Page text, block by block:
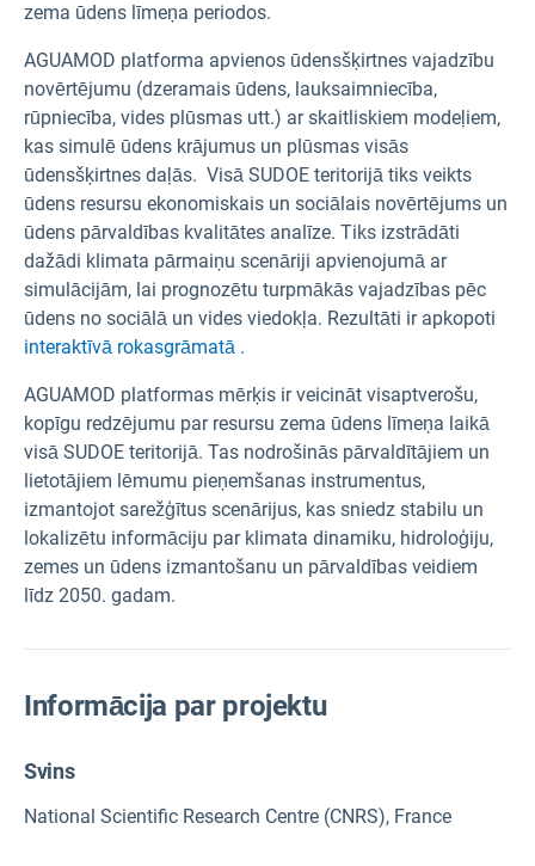
zema ūdens līmeņa periodos.
AGUAMOD platforma apvienos ūdensšķirtnes vajadzību
novērtējumu (dzeramais ūdens, lauksaimniecība,
rūpniecība, vides plūsmas utt.) ar skaitliskiem modeļiem,
kas simulē ūdens krājumus un plūsmas visās
ūdensšķirtnes daļās. Visā SUDOE teritorijā tiks veikts
ūdens resursu ekonomiskais un sociālais novērtējums un
ūdens pārvaldības kvalitātes analīze. Tiks izstrādāti
dažādi klimata pārmaiņu scenāriji apvienojumā ar
simulācijām, lai prognozētu turpmākās vajadzības pēc
ūdens no sociālā un vides viedokļa. Rezultāti ir apkopoti
interaktīvā rokasgrāmatā .
AGUAMOD platformas mērķis ir veicināt visaptverošu,
kopīgu redzējumu par resursu zema ūdens līmeņa laikā
visā SUDOE teritorijā. Tas nodrošinās pārvaldītājiem un
lietotājiem lēmumu pieņemšanas instrumentus,
izmantojot sarežģītus scenārijus, kas sniedz stabilu un
lokalizētu informāciju par klimata dinamiku, hidroloģiju,
zemes un ūdens izmantošanu un pārvaldības veidiem
līdz 2050. gadam.
Informācija par projektu
Svins
National Scientific Research Centre (CNRS), France